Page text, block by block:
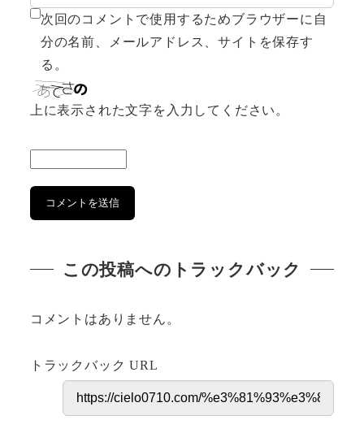
次回のコメントで使用するためブラウザーに自
分の名前、メールアドレス、サイトを保存す
る。
上に表示された文字を入力してください。
この投稿へのトラックバック
コメントはありません。
トラックバック URL